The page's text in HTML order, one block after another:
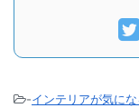
-インテリアが気に